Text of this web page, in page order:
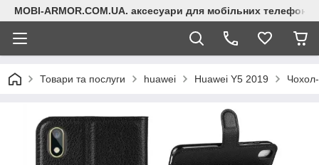
MOBI-ARMOR.COM.UA. аксесуари для мобільних телефонів
Товари та послуги huawei Huawei Y5 2019